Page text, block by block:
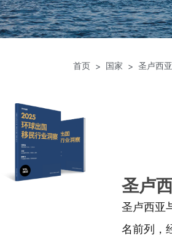
首页 > 国家 > 圣卢西亚
圣卢
圣卢西亚
名前列，